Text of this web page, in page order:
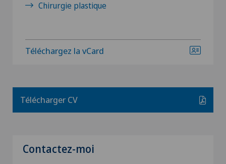
Chirurgie plastique
Téléchargez la vCard
Télécharger CV
Contactez-moi